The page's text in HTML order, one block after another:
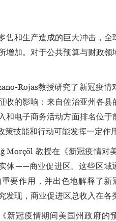
售和生产造成的巨大冲击，
增加。对于公共预算与财政
Rojas教授研究了新冠疫
收的影响：来自佐治亚州各
和电子商务活动方面排名位
技能和行动可能发挥一定作
Morçöl 教授在《新冠疫情对
体——商业促进区。这些区域
要作用，并出色地解释了
发现，商业促进区总收入在各
新冠疫情期间美国州政府